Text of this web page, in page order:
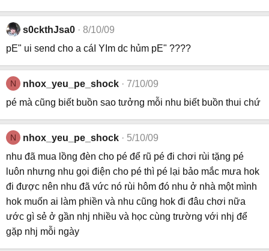
s0ckthJsa0
8/10/09
pE" ui send cho a cáI YIm dc hủm pE" ????
N nhox_yeu_pe_shock
7/10/09
pé mà cũng biết buồn sao tưởng mỗi nhu biết buồn thui chứ
N nhox_yeu_pe_shock
5/10/09
nhu đã mua lồng đèn cho pé để rũ pé đi chơi rùi tặng pé
luôn nhưng nhu gọi điện cho pé thì pé lại bảo mắc mưa hok
đi được nên nhu đã vức nó rùi hôm đó nhu ở nhà một mình
hok muốn ai làm phiền và nhu cũng hok đi đâu chơi nữa
ước gì sẻ ở gần nhj nhiều và học cùng trường với nhj để
gặp nhj mỗi ngày